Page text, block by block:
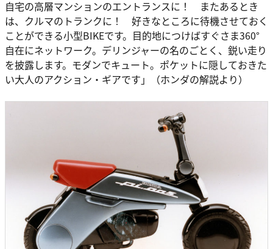
自宅の高層マンションのエントランスに！ またあるとき
は、クルマのトランクに！ 好きなところに待機させておく
ことができる小型BIKEです。目的地につけばすぐさま360°
自在にネットワーク。デリンジャーの名のごとく、鋭い走り
を披露します。モダンでキュート。ポケットに隠しておきた
い大人のアクション・ギアです」（ホンダの解説より）